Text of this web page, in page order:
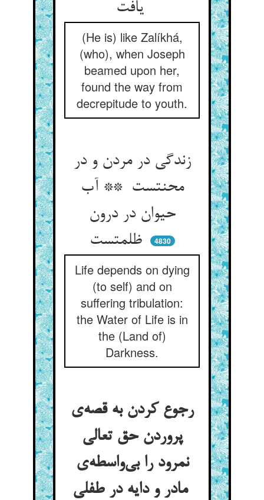
یافت
(He is) like Zalíkhá,
(who), when Joseph
beamed upon her,
found the way from
decrepitude to youth.
زندگی در مردن و در
محنتست ** آب
حیوان در درون
ظلمتست
4830
Life depends on dying
(to self) and on
suffering tribulation:
the Water of Life is in
the (Land of)
Darkness.
رجوع کردن به قصه‌ی
پروردن حق تعالی
نمرود را بی‌واسطه‌ی
مادر و دایه در طفلی